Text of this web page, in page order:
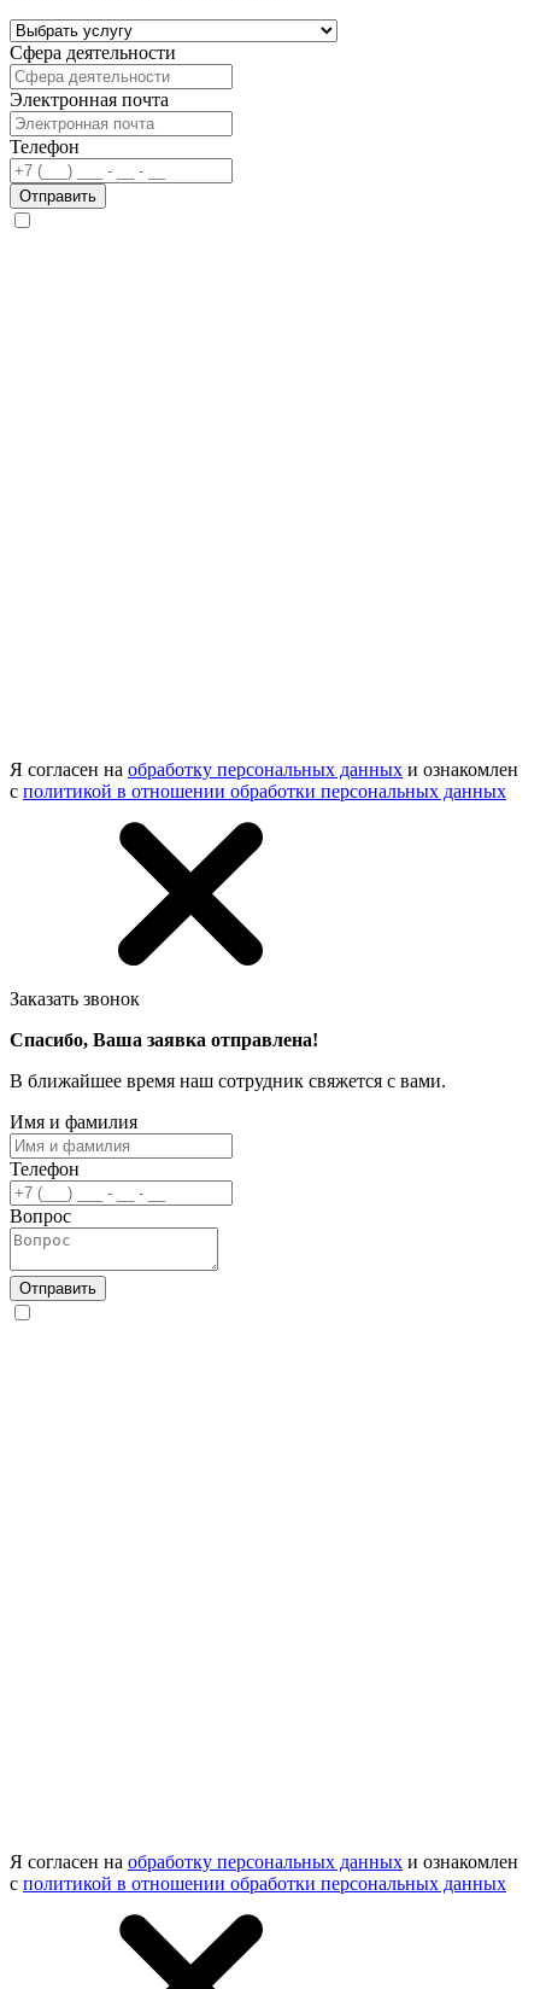
Сфера деятельности
Электронная почта
Телефон
Отправить
Я согласен на обработку персональных данных и ознакомлен
с политикой в отношении обработки персональных данных
Заказать звонок
Спасибо, Ваша заявка отправлена!
В ближайшее время наш сотрудник свяжется с вами.
Имя и фамилия
Телефон
Вопрос
Отправить
Я согласен на обработку персональных данных и ознакомлен
с политикой в отношении обработки персональных данных